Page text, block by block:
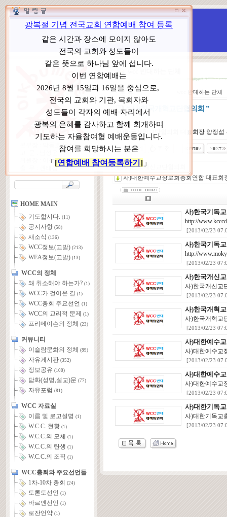
WCC 고발(반대)운동본부
특별 WCC 반대 대책 위원회
본부장 : 박동호 목사
고 문 : 남성운 목사
위원장 : 이상원 목사
총 무 : 권태섭 목사
HOME MAIN
기도합시다. (11)
공지사항 (58)
새소식 (136)
WCC정보(고발) (213)
WEA정보(고발) (13)
WCC의 정체
왜 취소해야 하는가? (1)
WCC가 걸어온 길 (1)
WCC총회 주요선언 (1)
WCC의 교리적 문제 (1)
프리메이슨의 정체 (23)
커뮤니티
이슬람문화의 정체
(89)
자유게시판 (352)
정보공유 (100)
담화(성명,설교)문 (77)
자유포럼 (81)
WCC 자료실
이름 및 로고설명 (1)
W.C.C. 현황 (1)
W.C.C.의 모체 (1)
W.C.C.의 탄생 (1)
W.C.C.의 조직 (1)
WCC총회와 주요선언들
1차-10차 총회 (24)
토론토선언 (1)
바르멘선언 (1)
로잔언약 (1)
ㆍ분 류 wcc 반대하는 단체
“ 사)한국개혁교단협의회 ”
사)한국개혁교단협의회 대표회장 양정섭
사)한국개신교단협의회
사)대한예수교장로회총회연합 대표회
사)한국기독
http://
[2013/02/23
사)한국기독
http://
[2013/02/23
사)한국개신
사)한국개신교
[2013/02/23
사)한국개혁
사)한국개혁교
[2013/02/23
사)대한예수
사)대한예수교
[2013/02/23
사)대한예수
사)대한예수교
[2013/02/23
사)대한기독
사)대한기독교
[2013/02/23